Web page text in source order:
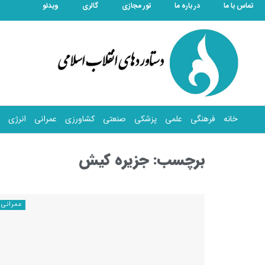
تماس با ما در باره ما تور مجازی گالری ویدئو
خانه فرهنگی علمی پزشکی صنعتی کشاورزی عمرانی انرژی
برچسب:جزیره کیش
عمرانی